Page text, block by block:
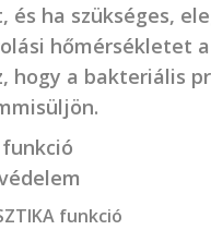
és ha szükséges,
hőmérsékletet
hogy a bakteriális
funkció
funkció